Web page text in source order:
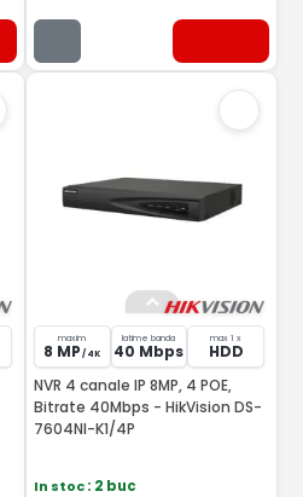
maxim
8 MP / 4K
latime banda
40 Mbps
max 1 x
HDD
NVR 4 canale IP 8MP, 4 POE,
Bitrate 40Mbps - HikVision DS-
7604NI-K1/4P
In stoc: 2 buc